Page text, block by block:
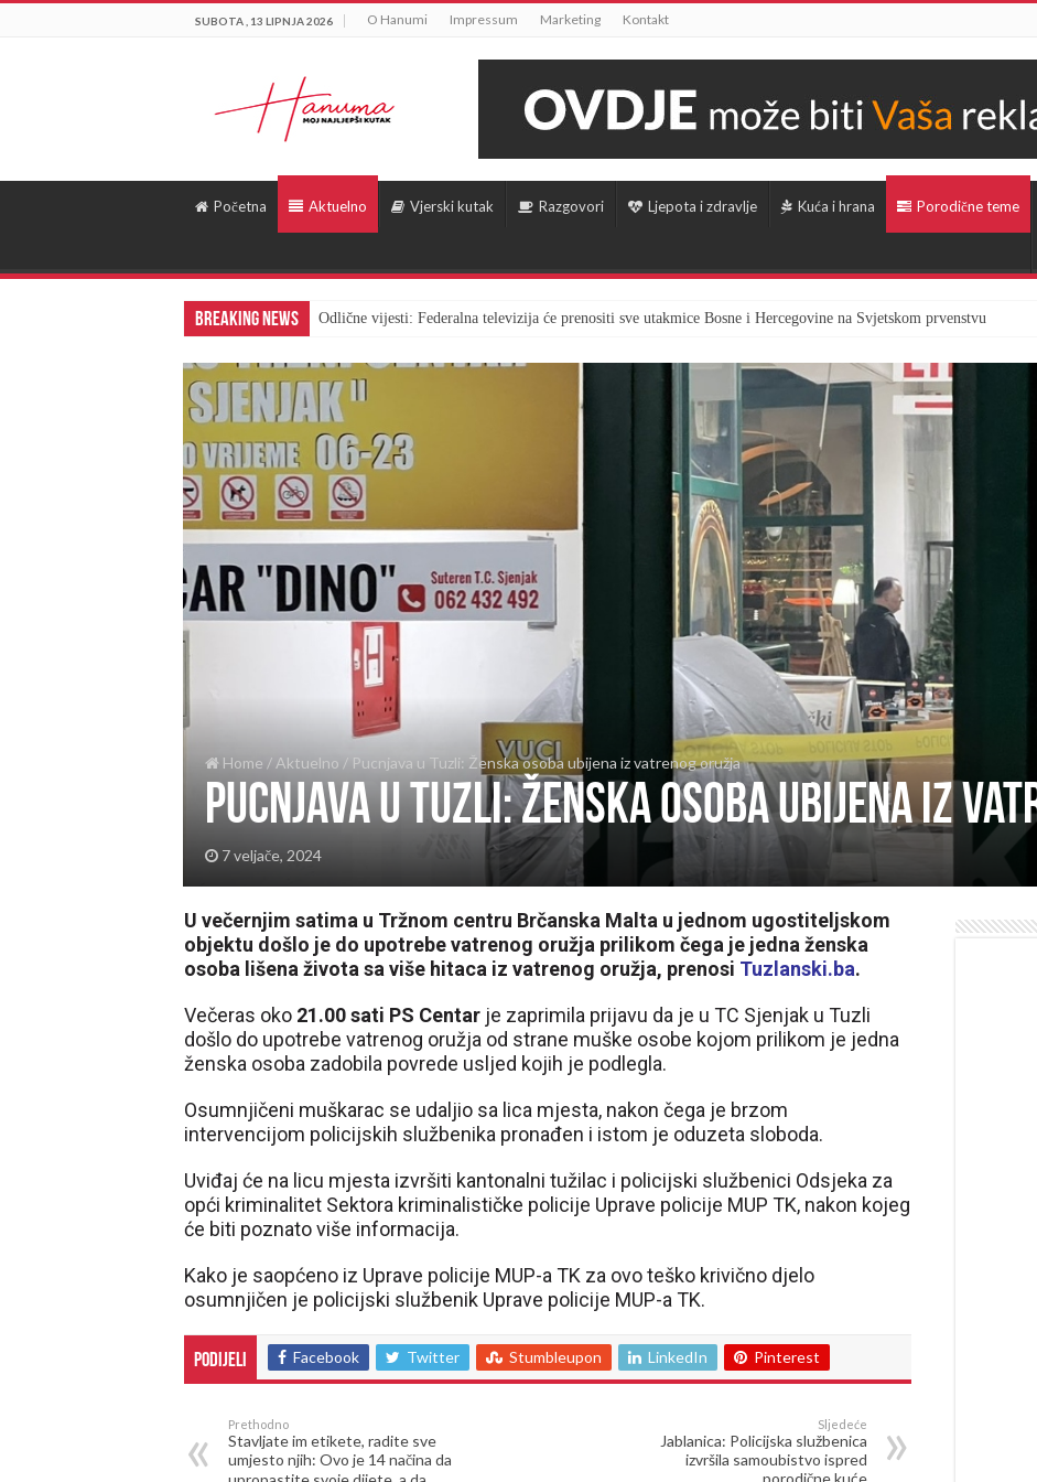
SUBOTA , 13 LIPNJA 2026 O Hanumi Impressum Marketing Kontakt
Početna Aktuelno Vjerski kutak Razgovori Ljepota i zdravlje Kuća i hrana Porodične teme
Breaking News Odlične vijesti: Federalna televizija će prenositi sve utakmice Bosne i Hercegovine na Svjetskom prvenstvu
Home / Aktuelno / Pucnjava u Tuzli: Ženska osoba ubijena iz vatrenog oružja
Pucnjava u Tuzli: Ženska osoba ubijena iz
7 veljače, 2024
U večernjim satima u Tržnom centru Brčanska Malta u jednom ugostiteljskom
objektu došlo je do upotrebe vatrenog oružja prilikom čega je jedna ženska
osoba lišena života sa više hitaca iz vatrenog oružja, prenosi Tuzlanski.ba.
Večeras oko 21.00 sati PS Centar je zaprimila prijavu da je u TC Sjenjak u Tuzli
došlo do upotrebe vatrenog oružja od strane muške osobe kojom prilikom je jedna
ženska osoba zadobila povrede usljed kojih je podlegla.
Osumnjičeni muškarac se udaljio sa lica mjesta, nakon čega je brzom
intervencijom policijskih službenika pronađen i istom je oduzeta sloboda.
Uviđaj će na licu mjesta izvršiti kantonalni tužilac i policijski službenici Odsjeka za
opći kriminalitet Sektora kriminalističke policije Uprave policije MUP TK, nakon kojeg
će biti poznato više informacija.
Kako je saopćeno iz Uprave policije MUP-a TK za ovo teško krivično djelo
osumnjičen je policijski službenik Uprave policije MUP-a TK.
Podijeli Facebook Twitter Stumbleupon LinkedIn Pinterest
Prethodno
Stavljate im etikete, radite sve
umjesto njih: Ovo je 14 načina da
Sljedeće
Jablanica: Policijska službenica
izvršila samoubistvo ispred
porodične kuće